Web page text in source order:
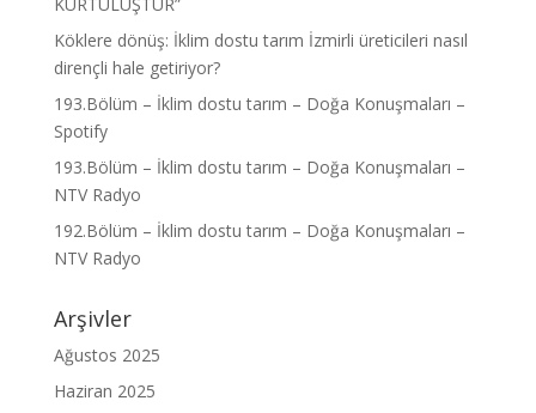
Köklere dönüş: İklim dostu tarım İzmirli üreticileri nasıl
dirençli hale getiriyor?
193.Bölüm – İklim dostu tarım – Doğa Konuşmaları –
Spotify
193.Bölüm – İklim dostu tarım – Doğa Konuşmaları –
NTV Radyo
192.Bölüm – İklim dostu tarım – Doğa Konuşmaları –
NTV Radyo
Arşivler
Ağustos 2025
Haziran 2025